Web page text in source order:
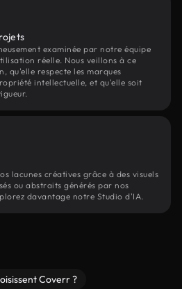
examinée par notre équipe
réelle. Nous veillons à ce
qu'elle respecte les marques
intellectuelle, et qu'elle soit
lacunes créatives grâce à des visuels
ou abstraits générés par nos
davantage notre Studio d'IA.
Coverr ?